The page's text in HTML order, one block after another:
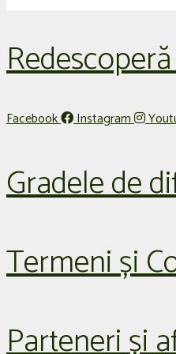
Facebook Instagram
Gradele de
Termeni și
Parteneri și